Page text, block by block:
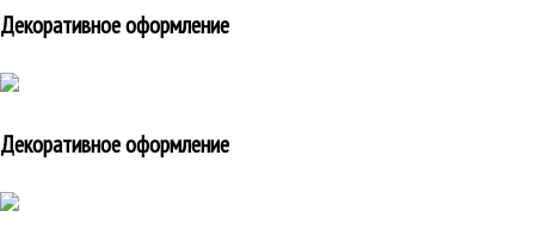
Декоративное оформление
Декоративное оформление